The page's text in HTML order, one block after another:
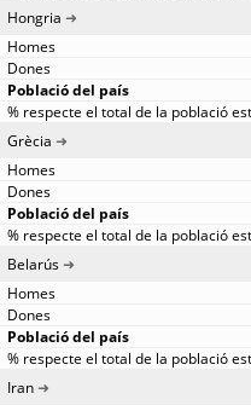
Hongria
Grècia
Belarús
Iran